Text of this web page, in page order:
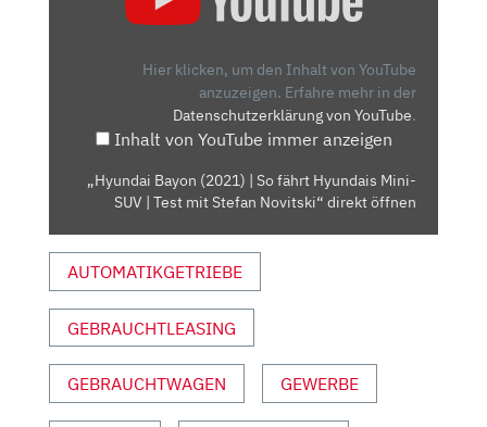
| TEST
NOVITSKI“
VON
ANZEIGEN
Hier klicken, um den Inhalt von YouTube
anzuzeigen. Erfahre mehr in der
Datenschutzerklärung von YouTube.
Inhalt von YouTube immer anzeigen
„Hyundai Bayon (2021) | So fährt Hyundais Mini-
SUV | Test mit Stefan Novitski“ direkt öffnen
AUTOMATIKGETRIEBE
GEBRAUCHTLEASING
GEBRAUCHTWAGEN GEWERBE